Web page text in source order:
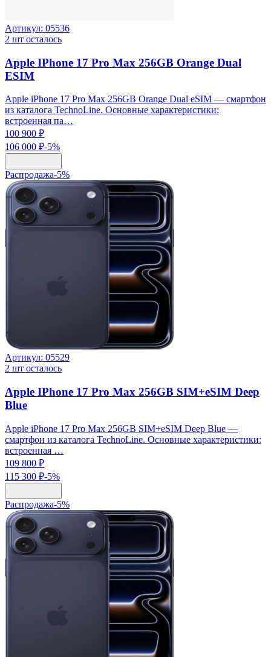
Артикул: 05536
2 шт осталось
Apple IPhone 17 Pro Max 256GB Orange Dual
ESIM
Apple iPhone 17 Pro Max 256GB Orange Dual eSIM — смартфон
из каталога TechnoLine. Основные характеристики:
встроенная па…
100 900 ₽
106 000 ₽-5%
Распродажа-5%
Артикул: 05529
2 шт осталось
Apple IPhone 17 Pro Max 256GB SIM+eSIM Deep
Blue
Apple iPhone 17 Pro Max 256GB SIM+eSIM Deep Blue —
смартфон из каталога TechnoLine. Основные характеристики:
встроенная …
109 800 ₽
115 300 ₽-5%
Распродажа-5%